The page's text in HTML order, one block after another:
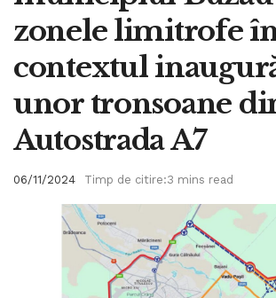
zonele limitrofe
contextul
unor tronsoane
Autostrada A7
06/11/2024 Timp de citire:3 mins read